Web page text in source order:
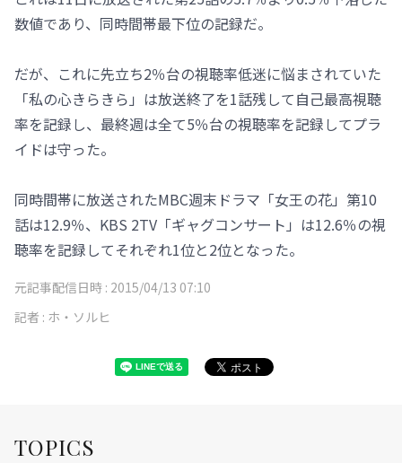
数値であり、同時間帯最下位の記録だ。
だが、これに先立ち2％台の視聴率低迷に悩まされていた
「私の心きらきら」は放送終了を1話残して自己最高視聴
率を記録し、最終週は全て5％台の視聴率を記録してプラ
イドは守った。
同時間帯に放送されたMBC週末ドラマ「女王の花」第10
話は12.9％、KBS 2TV「ギャグコンサート」は12.6％の視
聴率を記録してそれぞれ1位と2位となった。
元記事配信日時 : 2015/04/13 07:10
記者 : ホ・ソルヒ
TOPICS